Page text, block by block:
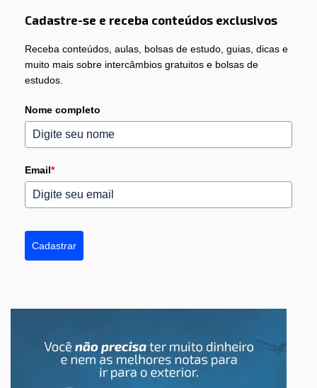
Cadastre-se e receba conteúdos exclusivos
Receba conteúdos, aulas, bolsas de estudo, guias, dicas e
muito mais sobre intercâmbios gratuitos e bolsas de
estudos.
Nome completo
Email*
Cadastrar